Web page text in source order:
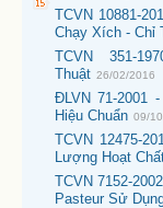
TCVN 10881-
Chạy Xích - Chỉ
TCVN 351-
Thuật 26/02/2016
ĐLVN 71-2001
Hiệu Chuẩn 09/
TCVN 12475-
Lượng Hoạt
TCVN 7152-
Pasteur Sử